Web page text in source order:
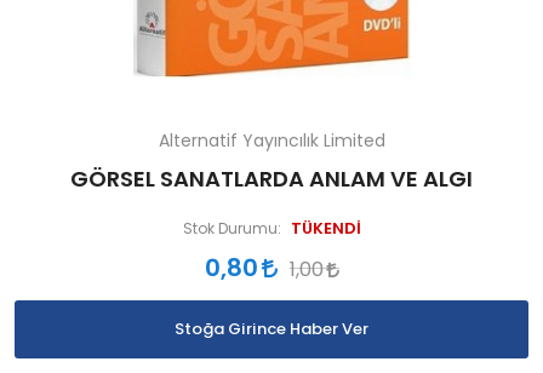
Alternatif Yayıncılık Limited
GÖRSEL SANATLARDA ANLAM VE ALGI
Stok Durumu: TÜKENDİ
0,80 1,00
Stoğa Girince Haber Ver